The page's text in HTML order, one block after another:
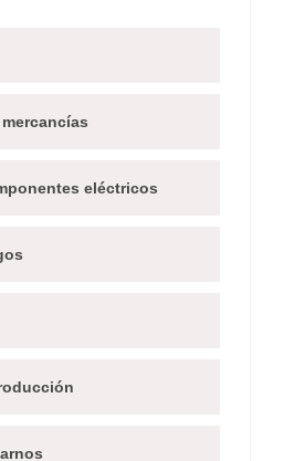
eléctricos